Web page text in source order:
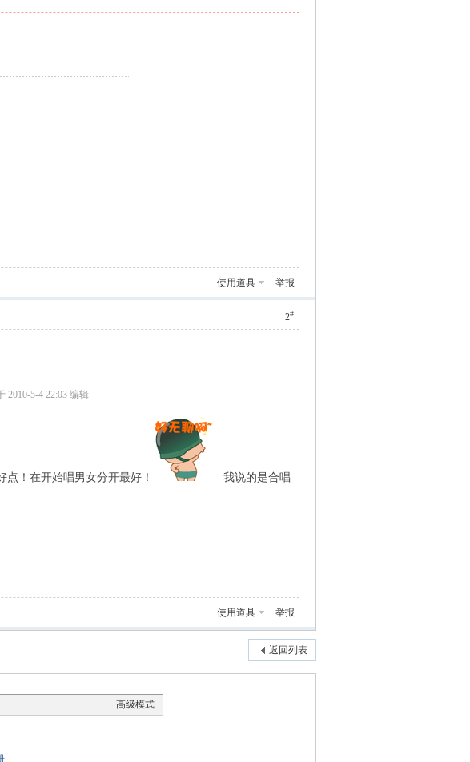
使用道具 举报
2#
2010-5-4 22:03 编辑
！在开始唱男女分开最好！
我说的是合唱
使用道具 举报
返回列表
高级模式